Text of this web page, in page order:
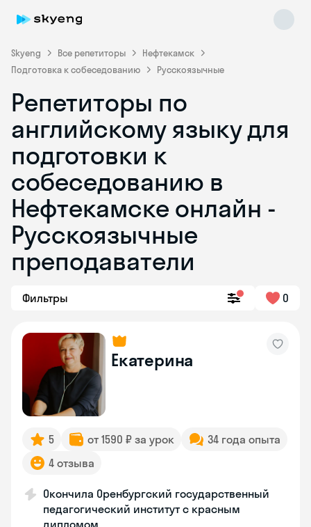
Skyeng Все репетиторы
Нефтекамск
Подготовка к собеседованию
Русскоязычные
Репетиторы по
английскому языку для
подготовки к
собеседованию в
Нефтекамске онлайн -
Русскоязычные
преподаватели
Фильтры 0
Екатерина
5 от 1590 ₽ за урок
34 года опыта
4 отзыва
Окончила Оренбургский государственный
педагогический институт с красным
дипломом
Skyeng Chat